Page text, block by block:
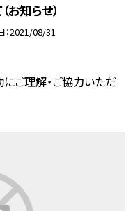
知らせ）
2021/08/31
ご理解・ご協力いただ